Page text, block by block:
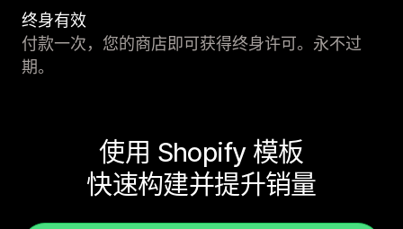
终身有效
付款一次，您的商店即可获得终身许可。永不过
期。
使用 Shopify 模板
快速构建并提升销量